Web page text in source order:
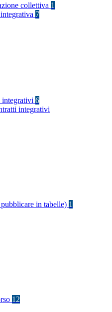
collettiva 1
7
integrativi 6
integrativi
in tabelle) 1
12